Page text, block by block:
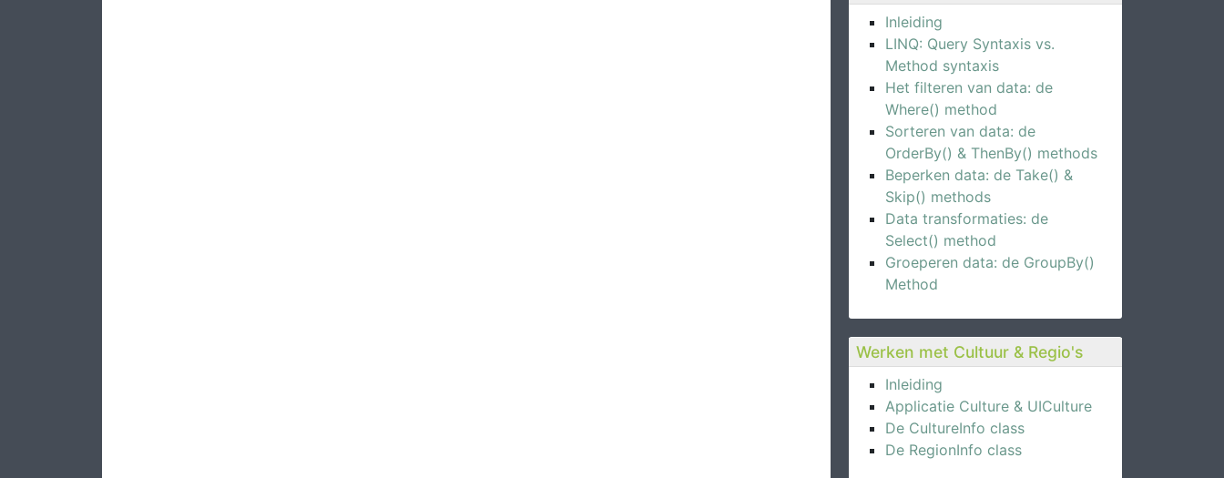
Inleiding
LINQ: Query Syntaxis vs.
Method syntaxis
Het filteren van data: de
Where() method
Sorteren van data: de
OrderBy() & ThenBy() methods
Beperken data: de Take() &
Skip() methods
Data transformaties: de
Select() method
Groeperen data: de GroupBy()
Method
Werken met Cultuur & Regio's
Inleiding
Applicatie Culture & UICulture
De CultureInfo class
De RegionInfo class